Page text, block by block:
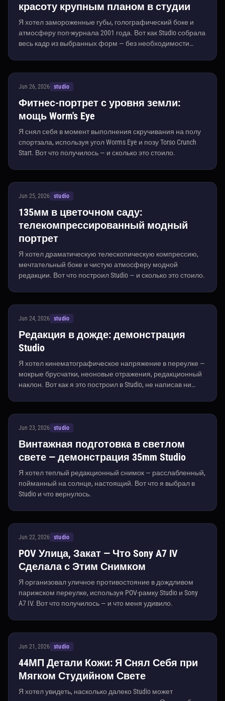
красоту крупным планом в студии
Я хотел замороженные губы, голографический боке и
атмосферу поп-журнала 2001 года. Вот как Studio собрала
весь кадр из выбранных форм — без необходимости
Jun 26, 2026 studio
Фитнес-портрет с уровня земли:
мощь Worm's Eye
Я снял себя в момент выполнения скручивания на полу
спортзала, используя угол Worms Eye и позу Torso Crunch
Start. Вот что получилось — и сколько это стоило.
Jun 25, 2026 studio
135мм в цветочном саду:
телекомпрессированный модный
портрет
Я хотел драматическую телескопическую компрессию,
мечтательный боке и чистую атмосферу модной
редакции. Вот что построил Studio — и сколько это стоило.
Jun 24, 2026 studio
Редакция в дожде: демонстрация
Studio
Я хотел кинематографическое напряжение в переулке —
мокрые брусчатки, неоновые отражения, редакционный
наклон. Вот как я это построил в Studio, не написав ни
Jun 23, 2026 studio
Винтажная подготовка в светлом
свете — демонстрация 35mm Studio
Я хотел теплый редакционный снимок — расслабленный,
пойманный на солнце, настоящий. Вот что я выбрал в
Studio и что вернулось.
Jun 22, 2026 studio
POV Улица, Закат — Что Sony A7 IV
Сделала с Этим Снимком
Я организовал уличное противостояние в дождливом
парижском переулке, используя POV-рамку Studio и Sony
A7 IV. Вот что получилось — и что меня удивило.
Jun 21, 2026 studio
44МП Детали Кожи: Я Снял Себя при
Мягком Студийном Свете
Я хотел увидеть, насколько далеко Studio может